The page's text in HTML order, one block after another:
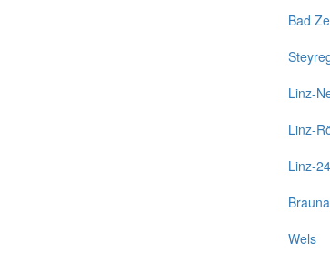
Bad
Linz-
Linz-
Linz-
Wels